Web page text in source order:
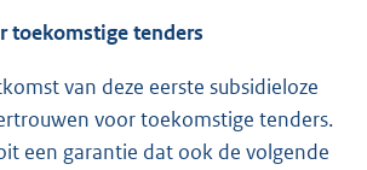
toekomstige tenders
van deze eerste subsidieloze
voor toekomstige tenders.
een garantie dat ook de volgende